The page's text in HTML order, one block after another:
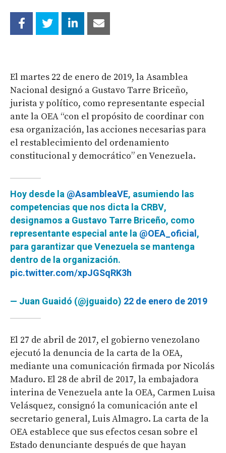
El martes 22 de enero de 2019, la Asamblea
Nacional designó a Gustavo Tarre Briceño,
jurista y político, como representante especial
ante la OEA “con el propósito de coordinar con
esa organización, las acciones necesarias para
el restablecimiento del ordenamiento
constitucional y democrático” en Venezuela.
Hoy desde la@AsambleaVE, asumiendo las
competencias que nos dicta la CRBV,
designamos a Gustavo Tarre Briceño, como
representante especial ante la@OEA_oficial,
para garantizar que Venezuela se mantenga
dentro de la organización.
pic.twitter.com/xpJGSqRK3h
— Juan Guaidó (@jguaido) 22 de enero de 2019
El 27 de abril de 2017, el gobierno venezolano
ejecutó la denuncia de la carta de la OEA,
mediante una comunicación firmada por Nicolás
Maduro. El 28 de abril de 2017, la embajadora
interina de Venezuela ante la OEA, Carmen Luisa
Velásquez, consignó la comunicación ante el
secretario general, Luis Almagro. La carta de la
OEA establece que sus efectos cesan sobre el
Estado denunciante después de que hayan